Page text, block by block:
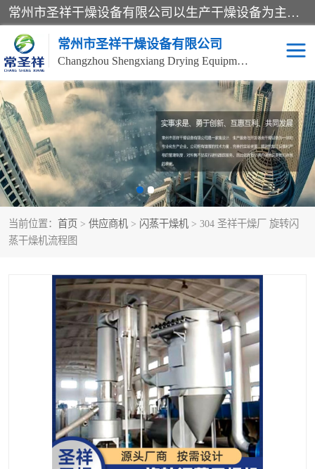
常州市圣祥干燥设备有限公司以生产干燥设备为主导产品，提供：干燥设备、干燥机、混合机、气流干燥机、烘箱、热风循环烘箱、沸腾干燥机、烘干机、喷雾干燥机等产品的生产、制造与销售服务。
常州市圣祥干燥设备有限公司
Changzhou Shengxiang Drying Equipment Co. , Ltd.
当前位置： 首页 > 供应商机 > 闪蒸干燥机 > 304 圣祥干燥厂 旋转闪
蒸干燥机流程图
单锥真空干燥机 双锥真空干燥机
气流干燥机 滚筒刮板干燥机
干燥机 闪蒸干燥机
桨叶干燥机 高速混合机
粗粉碎机 带式干燥机
单锥螺带真空干燥机 沸腾干燥机
方形圆形真空干燥机 真空耙式干燥机
热风循环烘箱 喷雾干燥机
振动流化床干燥机 盘式干燥机